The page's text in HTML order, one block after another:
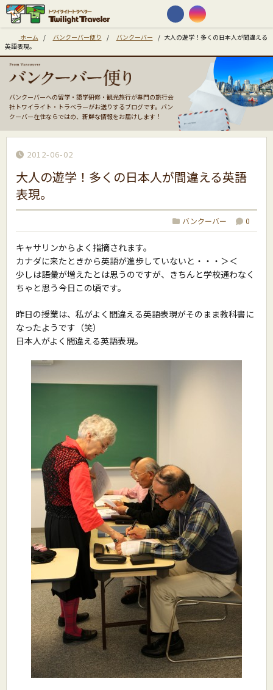
ホーム / バンクーバー便り / バンクーバー / 大人の遊学！多くの日本人が間違える
英語表現。
バンクーバーへの留学・語学研修・観光旅行が専門の旅行会
社トワイライト・トラベラーがお送りするブログです。バン
クーバー在住ならではの、新鮮な情報をお届けします！
2012-06-02
大人の遊学！多くの日本人が間違える英語
表現。
バンクーバー 0
キャサリンからよく指摘されます。
カナダに来たときから英語が進歩していないと・・・＞＜
少しは語彙が増えたとは思うのですが、きちんと学校通わなく
ちゃと思う今日この頃です。
昨日の授業は、私がよく間違える英語表現がそのまま教科書に
なったようです（笑）
日本人がよく間違える英語表現。